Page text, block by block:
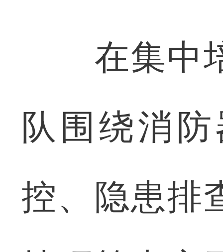
在集中培
队围绕消
控、隐患排